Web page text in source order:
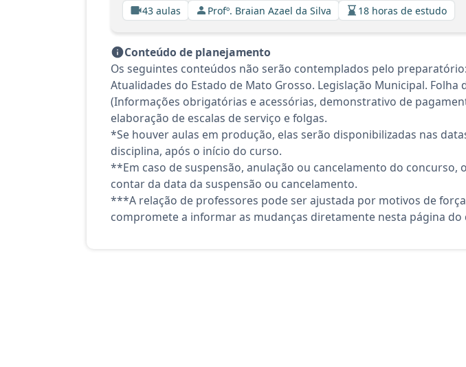
43 aulas Profº. Braian Azael da Silva 18 horas de estudo
Conteúdo de planejamento
Os seguintes conteúdos não serão contemplados pelo
Atualidades do Estado de Mato Grosso. Legislação Municipal.
(Informações obrigatórias e acessórias, demonstrativo de
elaboração de escalas de serviço e folgas.
*Se houver aulas em produção, elas serão disponibilizadas nas
disciplina, após o início do curso.
**Em caso de suspensão, anulação ou cancelamento do
contar da data da suspensão ou cancelamento.
***A relação de professores pode ser ajustada por motivos de
compromete a informar as mudanças diretamente nesta página do